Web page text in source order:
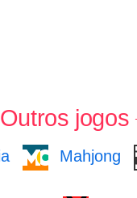
Outros jogos
Mahjong